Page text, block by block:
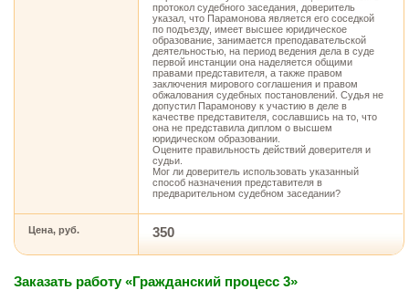
протокол судебного заседания, доверитель
указал, что Парамонова является его соседкой
по подъезду, имеет высшее юридическое
образование, занимается преподавательской
деятельностью, на период ведения дела в суде
первой инстанции она наделяется общими
правами представителя, а также правом
заключения мирового соглашения и правом
обжалования судебных постановлений. Судья не
допустил Парамонову к участию в деле в
качестве представителя, сославшись на то, что
она не представила диплом о высшем
юридическом образовании.
Оцените правильность действий доверителя и
судьи.
Мог ли доверитель использовать указанный
способ назначения представителя в
предварительном судебном заседании?
Цена, руб. 350
Заказать работу «Гражданский процесс 3»